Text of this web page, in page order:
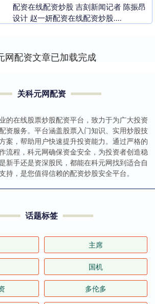
配资在线配资炒股 吉刻新闻记者 陈振昂
设计 赵一妍配资在线配资炒股....
网配资文章已加载完成
关科元网配资
的在线股票炒股配资平台，致力于为广大投资
资服务。平台涵盖股票入门知识、实用炒股技
案，帮助用户快速提升投资能力。通过严格的
流程，科元网确保资金安全，为投资者创造稳
新手还是资深股民，都能在科元网找到适合自
持，是您值得信赖的配资炒股安全平台。
话题标签
主席
国机
多伦多